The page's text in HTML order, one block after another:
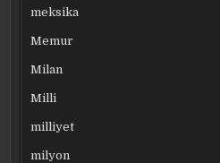
meksika
Memur
Milan
Milli
milliyet
milyon